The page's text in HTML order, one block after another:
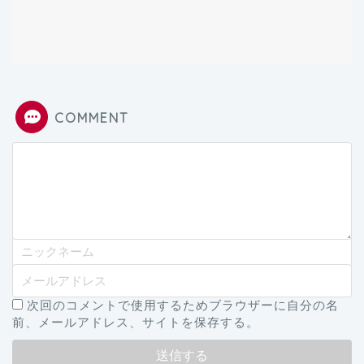
COMMENT
次回のコメントで使用するためブラウザーに自分の名
前、メールアドレス、サイトを保存する。